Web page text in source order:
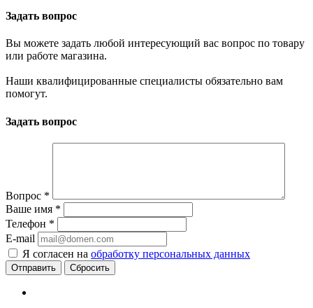
Задать вопрос
Вы можете задать любой интересующий вас вопрос по товару
или работе магазина.
Наши квалифицированные специалисты обязательно вам
помогут.
Задать вопрос
Вопрос *
Ваше имя *
Телефон *
E-mail
Я согласен на обработку персональных данных
Сбросить